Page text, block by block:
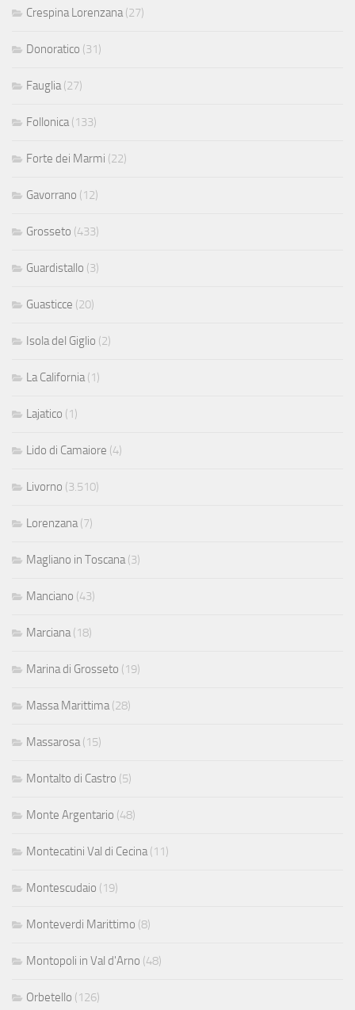
Crespina Lorenzana (27)
Donoratico (31)
Fauglia (27)
Follonica (133)
Forte dei Marmi (22)
Gavorrano (12)
Grosseto (433)
Guardistallo (3)
Guasticce (20)
Isola del Giglio (2)
La California (1)
Lajatico (1)
Lido di Camaiore (4)
Livorno (3.510)
Lorenzana (7)
Magliano in Toscana (3)
Manciano (43)
Marciana (18)
Marina di Grosseto (19)
Massa Marittima (28)
Massarosa (15)
Montalto di Castro (5)
Monte Argentario (48)
Montecatini Val di Cecina (11)
Montescudaio (19)
Monteverdi Marittimo (8)
Montopoli in Val d'Arno (48)
Orbetello (126)